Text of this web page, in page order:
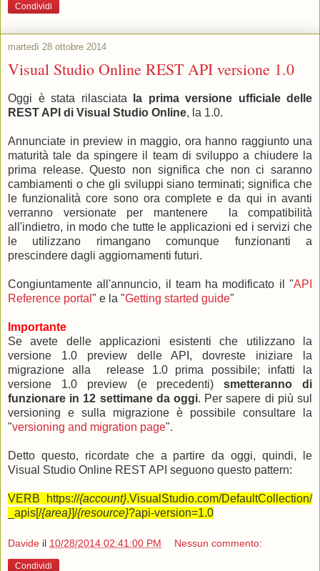
Condividi
martedì 28 ottobre 2014
Visual Studio Online REST API versione 1.0
Oggi è stata rilasciata
la prima versione ufficiale delle
REST API di Visual Studio Online, la 1.0.
Annunciate in preview in maggio, ora hanno raggiunto una
maturità tale da spingere il team di sviluppo a chiudere la
prima release. Questo non significa che non ci saranno
cambiamenti o che gli sviluppi siano terminati; significa che
le funzionalità core sono ora complete e da qui in avanti
verranno versionate per mantenere la compatibilità
all'indietro, in modo che tutte le applicazioni ed i servizi che
le utilizzano rimangano comunque funzionanti a
prescindere dagli aggiornamenti futuri.
Congiuntamente all'annuncio, il team ha modificato il "API
Reference portal " e la "Getting started guide"
Importante
Se avete delle applicazioni esistenti che utilizzano la
versione 1.0 preview delle API, dovreste iniziare la
migrazione alla release 1.0 prima possibile; infatti la
versione 1.0 preview (e precedenti)smetteranno di
funzionare in 12 settimane da oggi. Per sapere di più sul
versioning e sulla migrazione è possibile consultare la
"versioning and migration page".
Detto questo, ricordate che a partire da oggi, quindi, le
Visual Studio Online REST API seguono questo pattern:
VERB https://{account}.VisualStudio.com/DefaultCollection/
_apis[/{area}]/{resource}?api-version=1.0
Davide il 10/28/2014 02:41:00 PM Nessun commento:
Condividi